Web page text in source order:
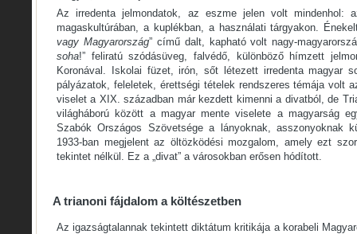
Az irredenta jelmondatok, az eszme jelen volt mindenhol:
magaskultúrában, a kuplékban, a használati tárgyakon.
vagy Magyarország” című dalt, kapható volt nagy-
soha!” feliratú szódásüveg, falvédő, különböző hímzett
Koronával. Iskolai füzet, irón, sőt létezett irredenta magyar
pályázatok, feleletek, érettségi tételek rendszeres témája volt
viselet a XIX. században már kezdett kimenni a divatból, de
világháború között a magyar mente viselete a magyarság
Szabók Országos Szövetsége a lányoknak, asszonyoknak
1933-ban megjelent az öltözködési mozgalom, amely ezt
tekintet nélkül. Ez a „divat” a városokban erősen hódított.
A trianoni fájdalom a költészetben
Az igazságtalannak tekintett diktátum kritikája a korabeli